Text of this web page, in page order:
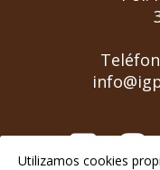
Utilizamos cookies